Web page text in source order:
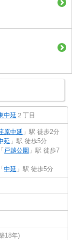
中延 ２丁目
原中延 」駅 徒歩2分
延 」駅 徒歩5分
「 戸越公園 」駅 徒歩7
「 中延 」駅 徒歩5分
18年)